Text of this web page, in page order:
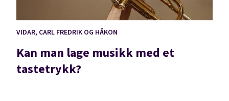
VIDAR, CARL FREDRIK OG HÅKON
Kan man lage musikk med et
tastetrykk?